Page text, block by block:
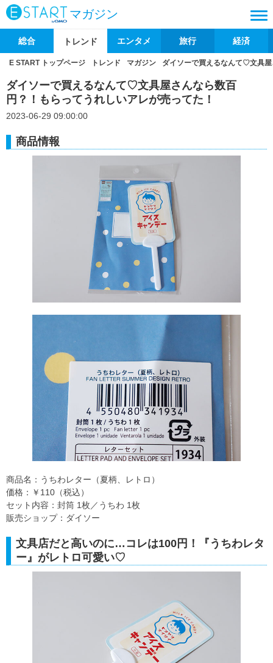
マガジン
総合 トレンド エンタメ 旅行 経済
E START トップページ トレンド マガジン ダイソーで買えるなんて♡文具
ダイソーで買えるなんて♡文具屋さんなら数百
円？！もらってうれしいアレが売ってた！
2023-06-29 09:00:00
商品情報
商品名：うちわレター（夏柄、レトロ）
価格：￥110（税込）
セット内容：封筒 1枚／うちわ 1枚
販売ショップ：ダイソー
文具店だと高いのに…コレは100円！『うちわレタ
ー』がレトロ可愛い♡